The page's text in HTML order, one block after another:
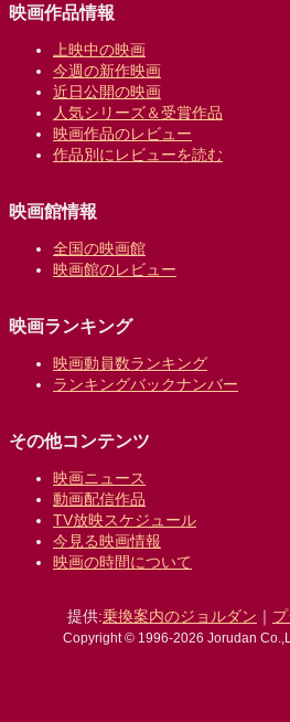
映画作品情報
上映中の映画
今週の新作映画
近日公開の映画
人気シリーズ＆受賞作品
映画作品のレビュー
作品別にレビューを読む
映画館情報
全国の映画館
映画館のレビュー
映画ランキング
映画動員数ランキング
ランキングバックナンバー
その他コンテンツ
映画ニュース
動画配信作品
TV放映スケジュール
今見る映画情報
映画の時間について
提供:乗換案内のジョルダン ｜
Copyright © 1996-2026 Jorudan